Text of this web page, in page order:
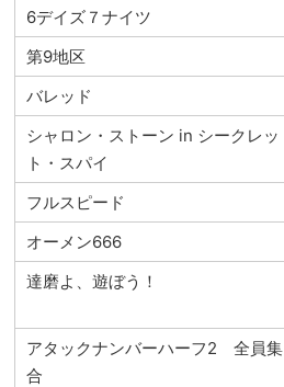
6デイズ７ナイツ
第9地区
バレッド
シャロン・ストーン in シークレッ
ト・スパイ
フルスピード
オーメン666
達磨よ、遊ぼう！
アタックナンバーハーフ2 全員集
合